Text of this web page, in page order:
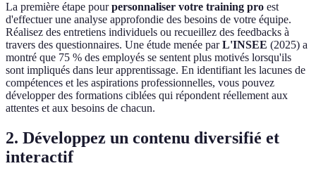
La première étape pourpersonnaliser votre training pro est
d'effectuer une analyse approfondie des besoins de votre équipe.
Réalisez des entretiens individuels ou recueillez des feedbacks à
travers des questionnaires. Une étude menée parL'INSEE (2025) a
montré que 75 % des employés se sentent plus motivés lorsqu'ils
sont impliqués dans leur apprentissage. En identifiant les lacunes de
compétences et les aspirations professionnelles, vous pouvez
développer des formations ciblées qui répondent réellement aux
attentes et aux besoins de chacun.
2. Développez un contenu diversifié et
interactif